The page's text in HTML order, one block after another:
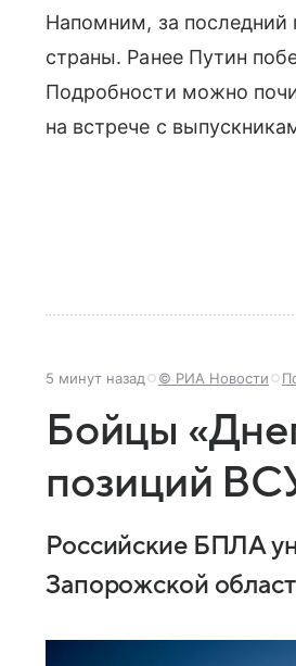
Напомним, за последний
страны. Ранее Путин
Подробности можно
на встрече с
5 минут назад © РИА Новости
Бойцы
позиций
Российские БПЛА
Запорожской